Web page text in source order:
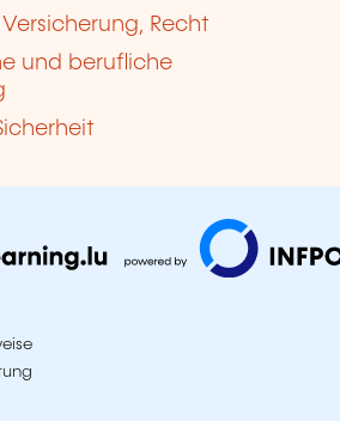
Recht
und berufliche